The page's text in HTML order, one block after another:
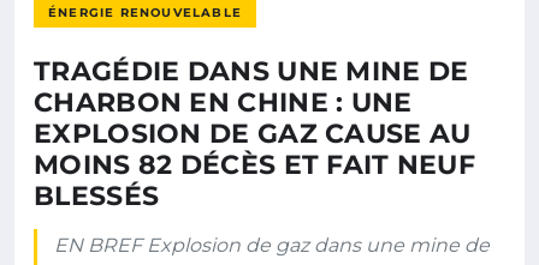
ÉNERGIE RENOUVELABLE
TRAGÉDIE DANS UNE MINE DE
CHARBON EN CHINE : UNE
EXPLOSION DE GAZ CAUSE AU
MOINS 82 DÉCÈS ET FAIT NEUF
BLESSÉS
EN BREF Explosion de gaz dans une mine de